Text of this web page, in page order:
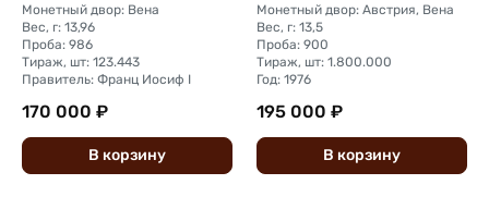
Монетный двор: Вена
Вес, г: 13,96
Проба: 986
Тираж, шт: 123.443
Правитель: Франц Иосиф I
170 000 ₽
В корзину
Монетный двор: Австрия, Вена
Вес, г: 13,5
Проба: 900
Тираж, шт: 1.800.000
Год: 1976
195 000 ₽
В корзину